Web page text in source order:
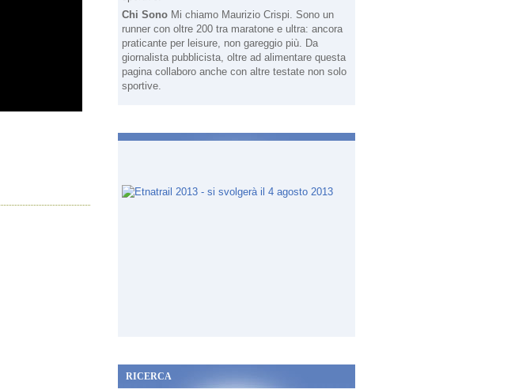
Chi Sono Mi chiamo Maurizio Crispi. Sono un
runner con oltre 200 tra maratone e ultra: ancora
praticante per leisure, non gareggio più. Da
giornalista pubblicista, oltre ad alimentare questa
pagina collaboro anche con altre testate non solo
sportive.
RICERCA